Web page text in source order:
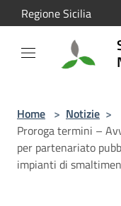
Salta al contenuto
Regione Sicilia
Home > Notizie >
Proroga termini –
per partenariato
impianti di